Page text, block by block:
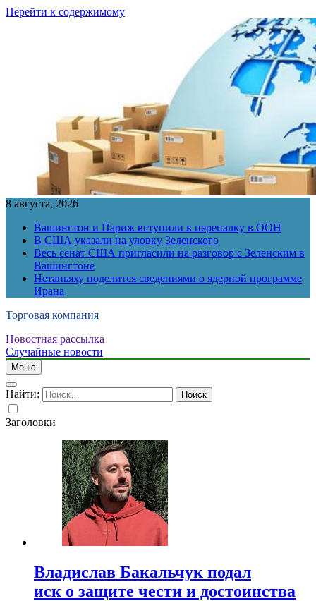
Перейти к содержимому
8 августа, 2026
Вашингтон и Париж вступили в перепалку в ООН
В США указали на уловку Зеленского
Весь сенат США пригласили на разговор с Зеленским в
Вашингтоне
Нетаньяху поделится сведениями о ядерной программе
Ирана
Торговая компания
Новостная рассылка
Случайные новости
Меню
Найти:
Заголовки
Владислав Бакальчук подал
иск о защите чести и достоинства